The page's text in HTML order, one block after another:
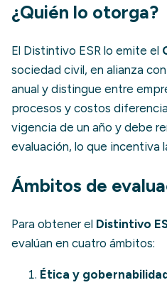
¿Quién lo otorga?
El Distintivo ESR lo emite el
sociedad civil, en alianza
anual y distingue entre
procesos y costos
vigencia de un año y debe
evaluación, lo que incentiva
Ámbitos de
Para obtener el Distintivo
evalúan en cuatro ámbitos:
Ética y